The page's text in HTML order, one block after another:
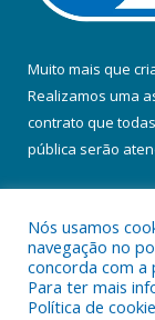
Muito mais que
Realizamos uma
contrato que
pública serão
Todos os
Nós usamos
navegação no
concorda com a
Para ter mais
Política de